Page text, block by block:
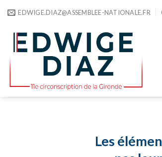
content
EDWIGE.DIAZ@ASSEMBLEE-NATIONALE.FR
Les